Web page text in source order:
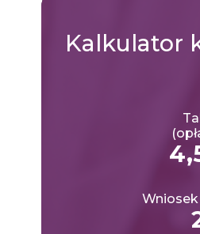
Kalkulator